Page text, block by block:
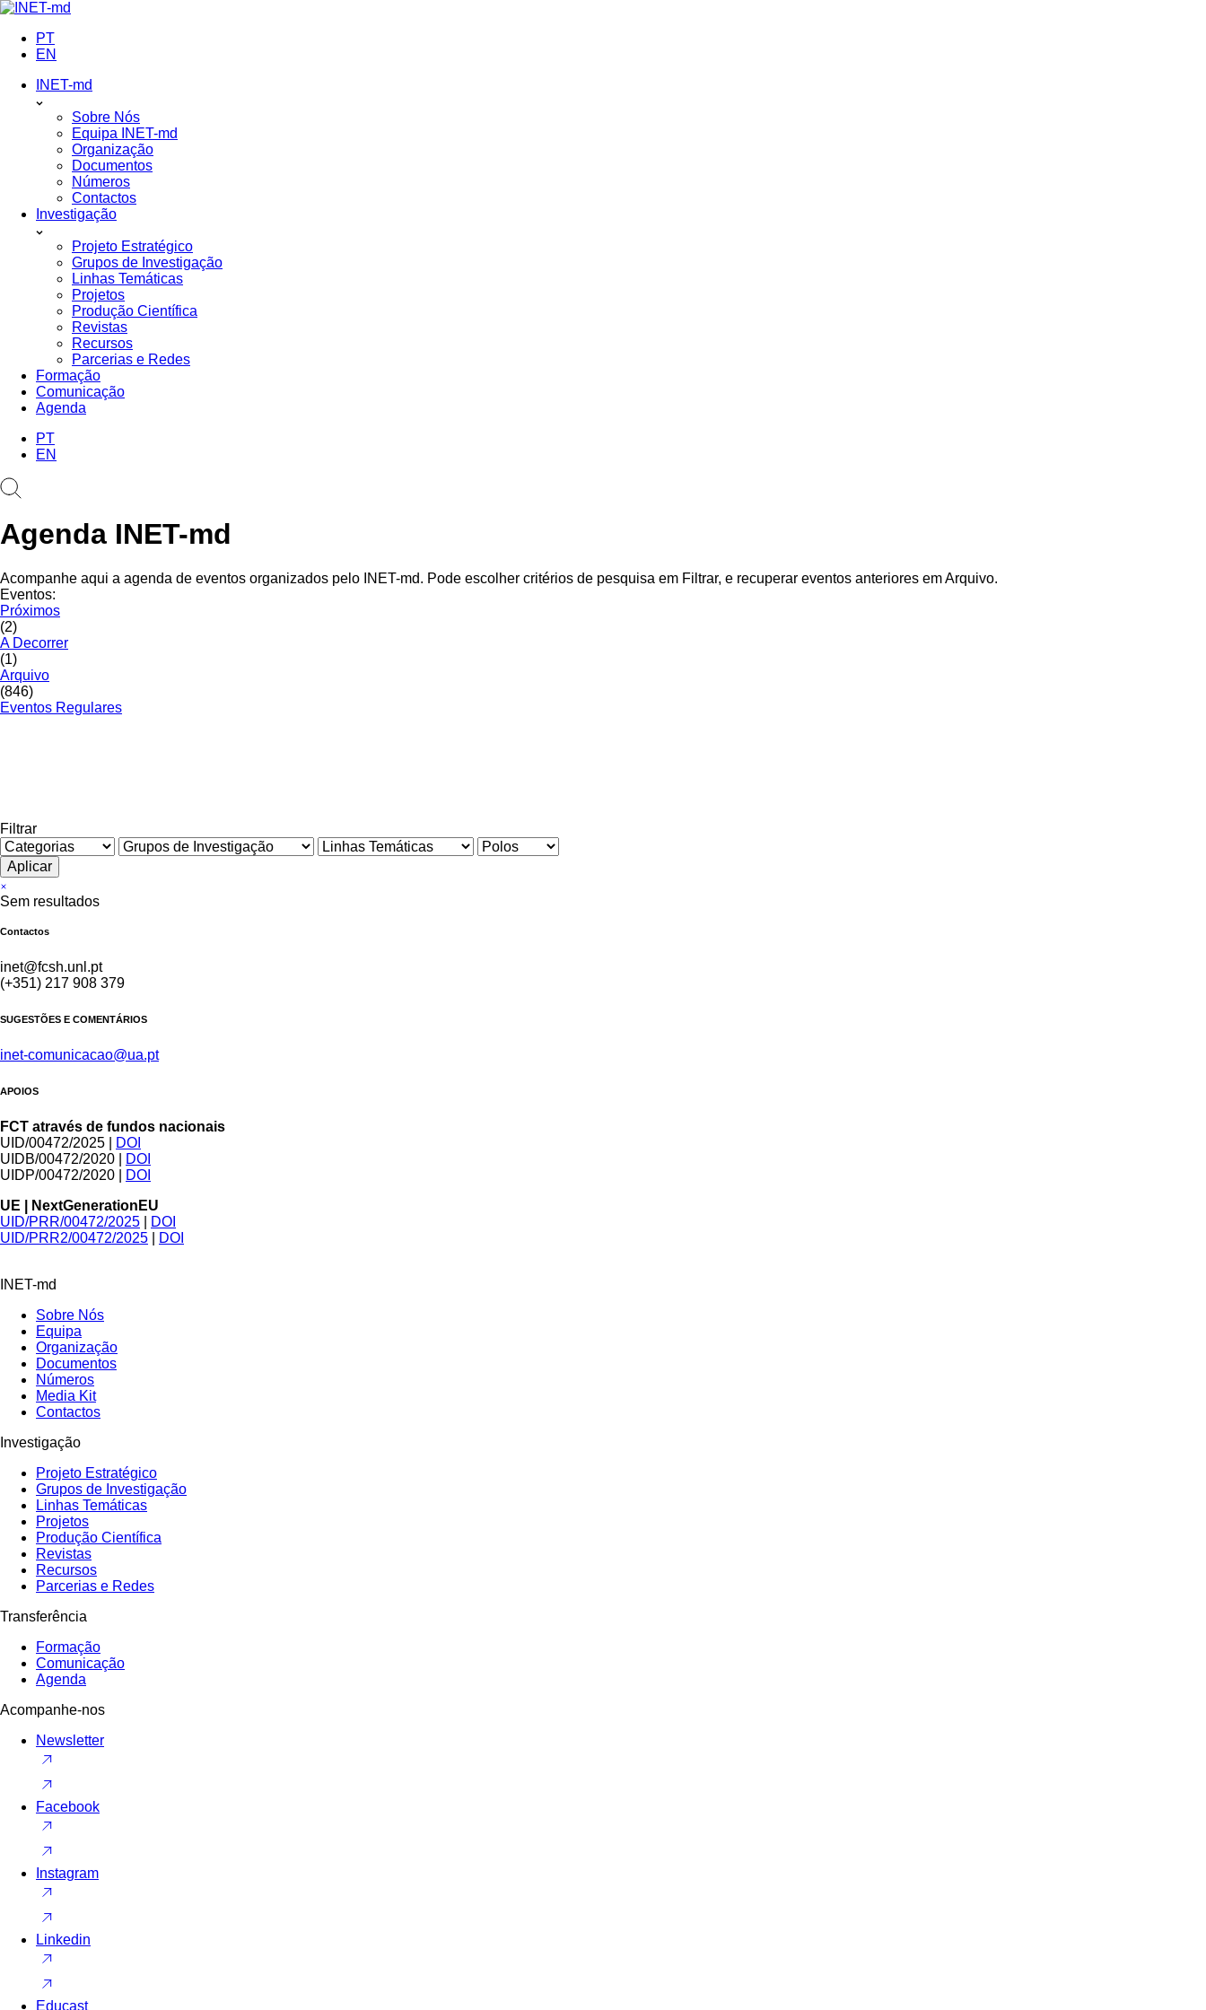
PT
EN
INET-md
Sobre Nós
Equipa INET-md
Organização
Documentos
Números
Contactos
Investigação
Projeto Estratégico
Grupos de Investigação
Linhas Temáticas
Projetos
Produção Científica
Revistas
Recursos
Parcerias e Redes
Formação
Comunicação
Agenda
PT
EN
Agenda INET-md
Acompanhe aqui a agenda de eventos organizados pelo INET-md. Pode escolher critérios de pesquisa em Filtrar, e recuperar eventos anteriores em Arquivo.
Eventos:
Próximos
(2)
A Decorrer
(1)
Arquivo
(846)
Eventos Regulares
Filtrar
Sem resultados
Contactos
inet@fcsh.unl.pt
(+351) 217 908 379
SUGESTÕES E COMENTÁRIOS
inet-comunicacao@ua.pt
APOIOS
FCT através de fundos nacionais
UID/00472/2025 |
DOI
UIDB/00472/2020 |
DOI
UIDP/00472/2020 |
DOI
UE | NextGenerationEU
UID/PRR/00472/2025
DOI
UID/PRR2/00472/2025
DOI
INET-md
Sobre Nós
Equipa
Organização
Documentos
Números
Media Kit
Contactos
Investigação
Projeto Estratégico
Grupos de Investigação
Linhas Temáticas
Projetos
Produção Científica
Revistas
Recursos
Parcerias e Redes
Transferência
Formação
Comunicação
Agenda
Acompanhe-nos
Newsletter
Facebook
Instagram
Linkedin
Educast